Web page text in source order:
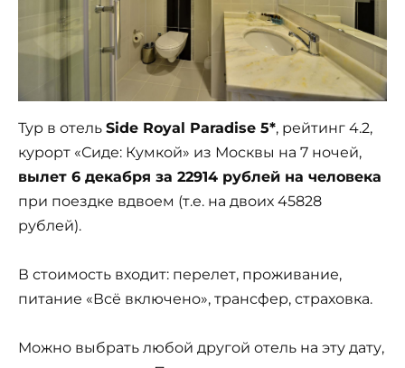
Тур в отель Side Royal Paradise 5*, рейтинг 4.2,
курорт «Сиде: Кумкой» из Москвы на 7 ночей,
вылет 6 декабря за 22914 рублей на человека
при поездке вдвоем (т.е. на двоих 45828
рублей).
В стоимость входит: перелет, проживание,
питание «Всё включено», трансфер, страховка.
Можно выбрать любой другой отель на эту дату,